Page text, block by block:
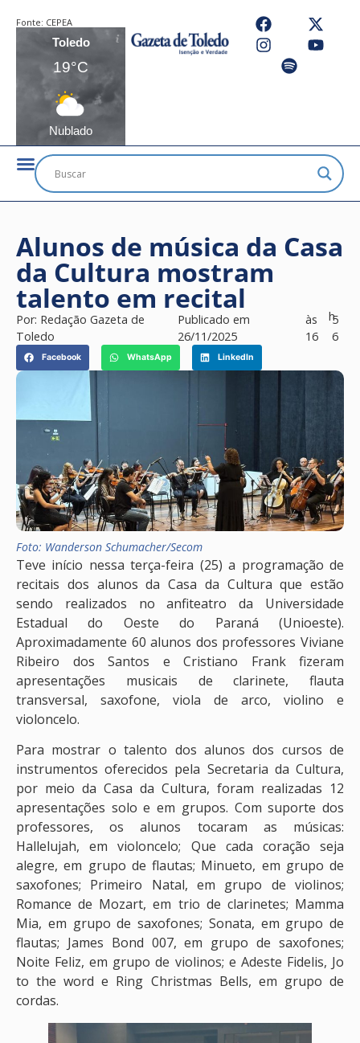
Fonte: CEPEA
Toledo
19°C
Nublado
Alunos de música da Casa
da Cultura mostram
talento em recital
Por: Redação Gazeta de
Toledo
Publicado em
26/11/2025
às
16
h5
6
Facebook WhatsApp LinkedIn
Foto: Wanderson Schumacher/Secom
Teve início nessa terça-feira (25) a programação de
recitais dos alunos da Casa da Cultura que estão
sendo realizados no anfiteatro da Universidade
Estadual do Oeste do Paraná (Unioeste).
Aproximadamente 60 alunos dos professores Viviane
Ribeiro dos Santos e Cristiano Frank fizeram
apresentações musicais de clarinete, flauta
transversal, saxofone, viola de arco, violino e
violoncelo.
Para mostrar o talento dos alunos dos cursos de
instrumentos oferecidos pela Secretaria da Cultura,
por meio da Casa da Cultura, foram realizadas 12
apresentações solo e em grupos. Com suporte dos
professores, os alunos tocaram as músicas:
Hallelujah, em violoncelo; Que cada coração seja
alegre, em grupo de flautas; Minueto, em grupo de
saxofones; Primeiro Natal, em grupo de violinos;
Romance de Mozart, em trio de clarinetes; Mamma
Mia, em grupo de saxofones; Sonata, em grupo de
flautas; James Bond 007, em grupo de saxofones;
Noite Feliz, em grupo de violinos; e Adeste Fidelis, Jo
to the word e Ring Christmas Bells, em grupo de
cordas.